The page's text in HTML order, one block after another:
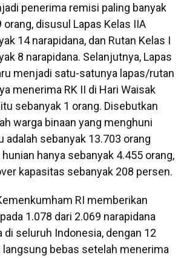
penerima remisi paling banyak
disusul Lapas Kelas IIA
14 narapidana, dan Rutan Kelas I
8 narapidana. Selanjutnya, Lapas
menjadi satu-satunya lapas/rutan
menerima RK II di Hari Waisak
sebanyak 1 orang. Disebutkan
warga binaan yang menghuni
adalah sebanyak 13.703 orang
hanya sebanyak 4.455 orang,
kapasitas sebanyak 208 persen.
RI memberikan
1.078 dari 2.069 narapidana
di seluruh Indonesia, dengan 12
langsung bebas setelah menerima